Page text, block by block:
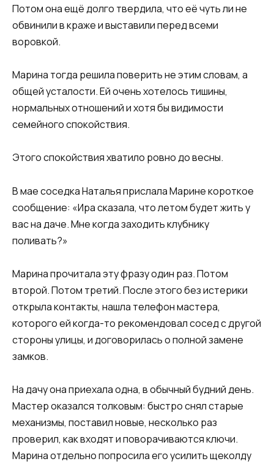
Потом она ещё долго твердила, что её чуть ли не
обвинили в краже и выставили перед всеми
воровкой.
Марина тогда решила поверить не этим словам, а
общей усталости. Ей очень хотелось тишины,
нормальных отношений и хотя бы видимости
семейного спокойствия.
Этого спокойствия хватило ровно до весны.
В мае соседка Наталья прислала Марине короткое
сообщение: «Ира сказала, что летом будет жить у
вас на даче. Мне когда заходить клубнику
поливать?»
Марина прочитала эту фразу один раз. Потом
второй. Потом третий. После этого без истерики
открыла контакты, нашла телефон мастера,
которого ей когда-то рекомендовал сосед с другой
стороны улицы, и договорилась о полной замене
замков.
На дачу она приехала одна, в обычный будний день.
Мастер оказался толковым: быстро снял старые
механизмы, поставил новые, несколько раз
проверил, как входят и поворачиваются ключи.
Марина отдельно попросила его усилить щеколду